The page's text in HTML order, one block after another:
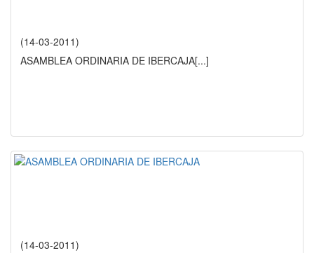
(14-03-2011)
ASAMBLEA ORDINARIA DE IBERCAJA[...]
(14-03-2011)